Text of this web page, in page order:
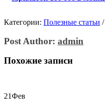
Категории: Полезные статьи /
Post Author: admin
Похожие записи
21Фев